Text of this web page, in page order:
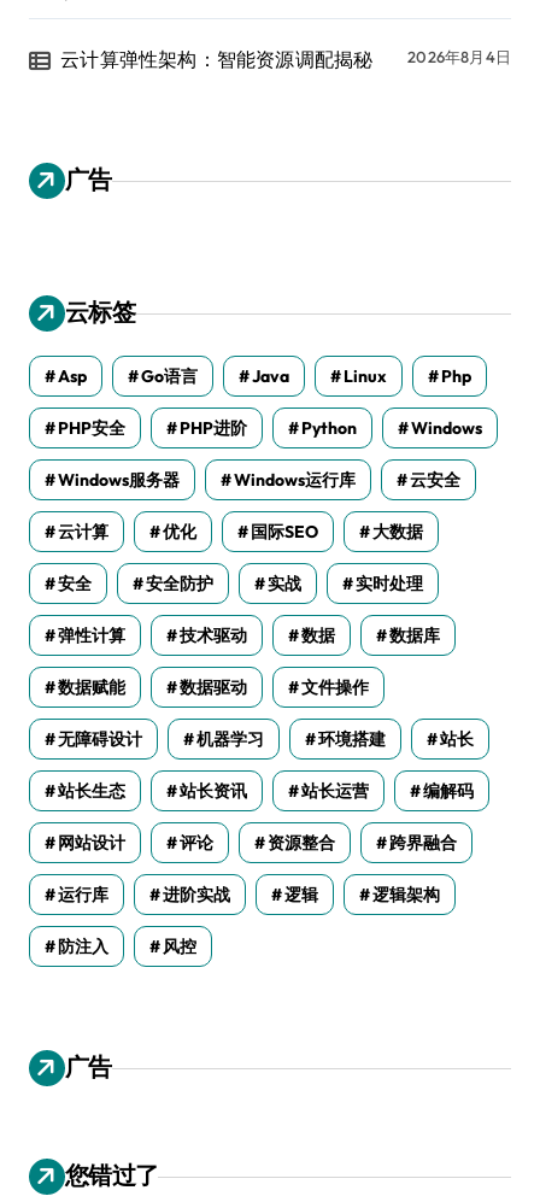
云计算弹性架构：智能资源调配揭秘 2026年8月4日
广告
云标签
Asp Go语言 Java Linux Php
PHP安全 PHP进阶 Python Windows
Windows服务器 Windows运行库 云安全
云计算 优化 国际SEO 大数据
安全 安全防护 实战 实时处理
弹性计算 技术驱动 数据 数据库
数据赋能 数据驱动 文件操作
无障碍设计 机器学习 环境搭建 站长
站长生态 站长资讯 站长运营 编解码
网站设计 评论 资源整合 跨界融合
运行库 进阶实战 逻辑 逻辑架构
防注入 风控
广告
您错过了